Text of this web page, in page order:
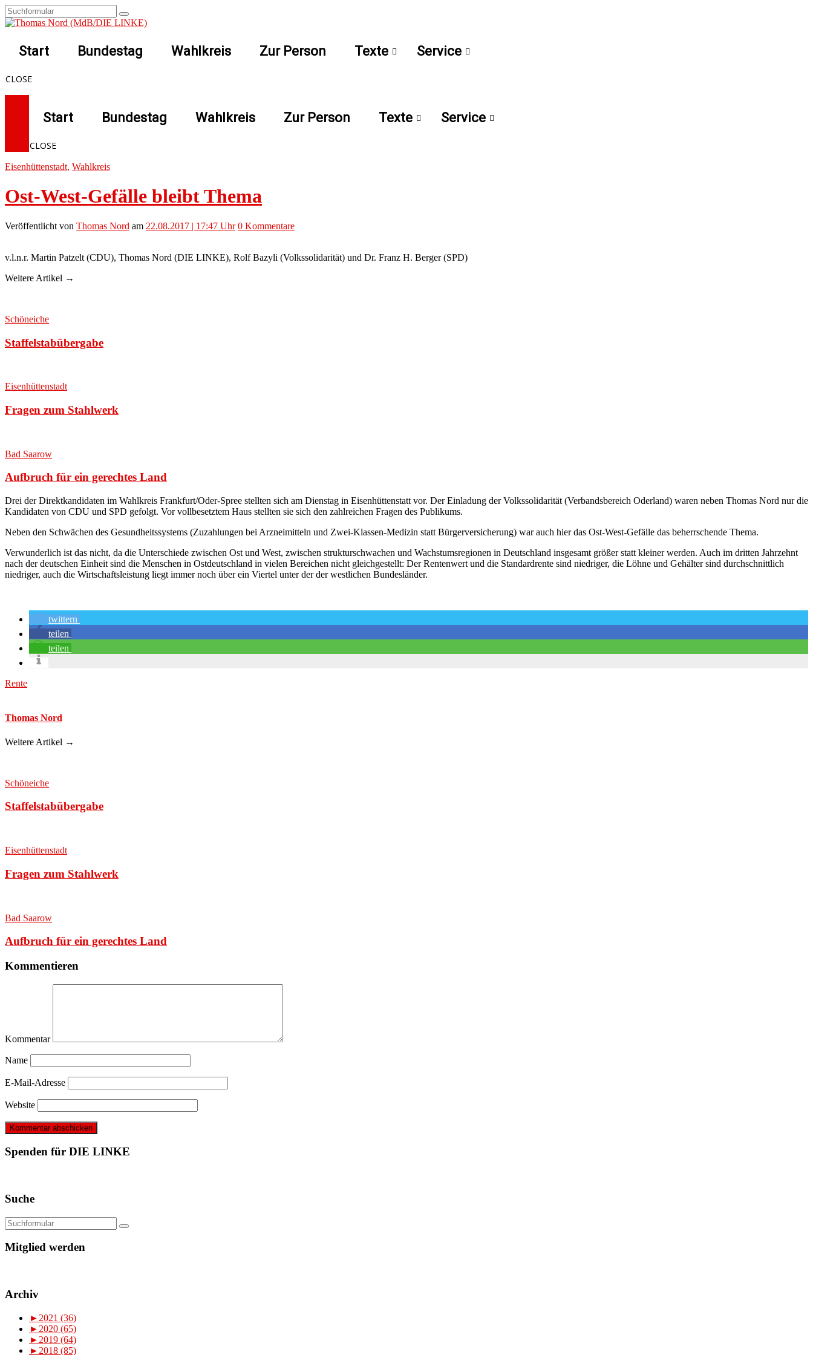
Start Bundestag Wahlkreis Zur Person Texte Service
CLOSE
Start Bundestag Wahlkreis Zur Person Texte Service
CLOSE
Eisenhüttenstadt, Wahlkreis
Ost-West-Gefälle bleibt Thema
Veröffentlicht von Thomas Nord am 22.08.2017 | 17:47 Uhr 0 Kommentare
v.l.n.r. Martin Patzelt (CDU), Thomas Nord (DIE LINKE), Rolf Bazyli (Volkssolidarität) und Dr. Franz H. Berger (SPD)
Weitere Artikel →
Schöneiche
Staffelstabübergabe
Eisenhüttenstadt
Fragen zum Stahlwerk
Bad Saarow
Aufbruch für ein gerechtes Land
Drei der Direktkandidaten im Wahlkreis Frankfurt/Oder-Spree stellten sich am Dienstag in Eisenhüttenstatt vor. Der Einladung der Volkssolidarität (Verbandsbereich Oderland) waren neben Thomas Nord nur die
Kandidaten von CDU und SPD gefolgt. Vor vollbesetztem Haus stellten sie sich den zahlreichen Fragen des Publikums.
Neben den Schwächen des Gesundheitssystems (Zuzahlungen bei Arzneimitteln und Zwei-Klassen-Medizin statt Bürgerversicherung) war auch hier das Ost-West-Gefälle das beherrschende Thema.
Verwunderlich ist das nicht, da die Unterschiede zwischen Ost und West, zwischen strukturschwachen und Wachstumsregionen in Deutschland insgesamt größer statt kleiner werden. Auch im dritten Jahrzehnt
nach der deutschen Einheit sind die Menschen in Ostdeutschland in vielen Bereichen nicht gleichgestellt: Der Rentenwert und die Standardrente sind niedriger, die Löhne und Gehälter sind durchschnittlich
niedriger, auch die Wirtschaftsleistung liegt immer noch über ein Viertel unter der der westlichen Bundesländer.
twittern
teilen
teilen
Rente
Thomas Nord
Weitere Artikel →
Schöneiche
Staffelstabübergabe
Eisenhüttenstadt
Fragen zum Stahlwerk
Bad Saarow
Aufbruch für ein gerechtes Land
Kommentieren
Kommentar
Name
E-Mail-Adresse
Website
Spenden für DIE LINKE
Suche
Mitglied werden
Archiv
► 2021 (36)
► 2020 (65)
► 2019 (64)
► 2018 (85)